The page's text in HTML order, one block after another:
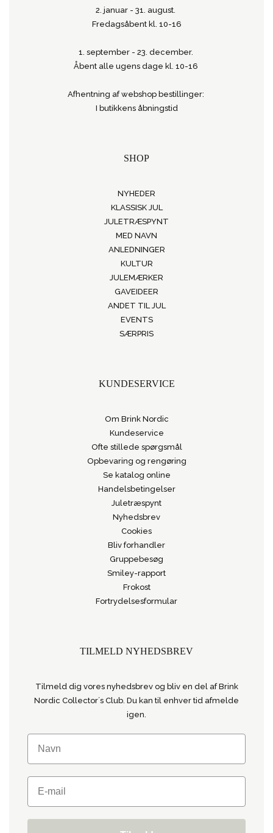
2. januar - 31. august.
Fredagsåbent kl. 10-16
1. september - 23. december.
Åbent alle ugens dage kl. 10-16
Afhentning af webshop bestillinger:
I butikkens åbningstid
SHOP
NYHEDER
KLASSISK JUL
JULETRÆSPYNT
MED NAVN
ANLEDNINGER
KULTUR
JULEMÆRKER
GAVEIDEER
ANDET TIL JUL
EVENTS
SÆRPRIS
KUNDESERVICE
Om Brink Nordic
Kundeservice
Ofte stillede spørgsmål
Opbevaring og rengøring
Se katalog online
Handelsbetingelser
Juletræspynt
Nyhedsbrev
Cookies
Bliv forhandler
Gruppebesøg
Smiley-rapport
Frokost
Fortrydelsesformular
TILMELD NYHEDSBREV
Tilmeld dig vores nyhedsbrev og bliv en del af Brink
Nordic Collector´s Club. Du kan til enhver tid afmelde
igen.